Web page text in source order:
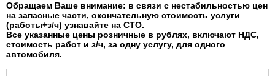
Обращаем Ваше внимание: в связи с нестабильностью цен
на запасные части, окончательную стоимость услуги
(работы+з/ч) узнавайте на СТО.
Все указанные цены розничные в рублях, включают НДС,
стоимость работ и з/ч, за одну услугу, для одного
автомобиля.